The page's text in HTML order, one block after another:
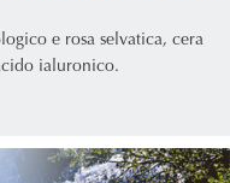
e rosa selvatica, cera
ialuronico.